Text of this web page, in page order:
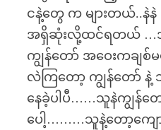
ငနဲ့တွေ က များတယ်..
အရှိဆုံးလို့ထင်ရတယ် …အဲ
ကျွန်တော် အဝေးကချ
လဲကြတော့ ကျွန်တော် နဲ့
နေခဲ့ပါပီ……သူနဲကျွန်
ပေါ့………သူနဲ့တော့ကျေ